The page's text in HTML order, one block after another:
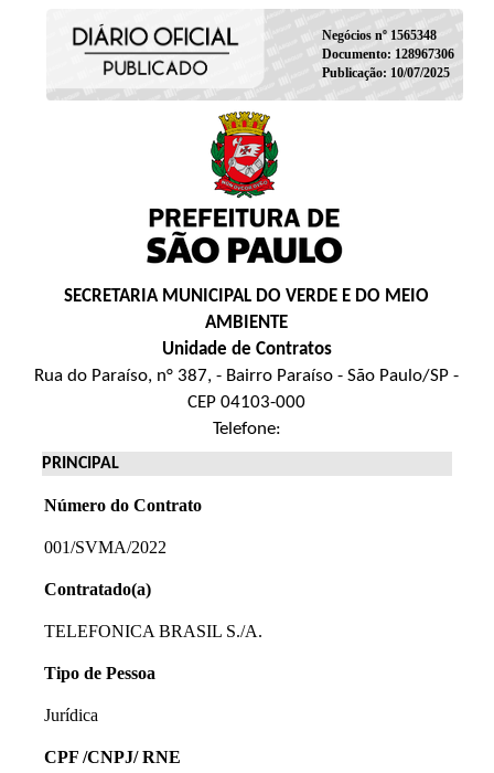
Negócios nº 1565348
Documento: 128967306
Publicação: 10/07/2025
SECRETARIA MUNICIPAL DO VERDE E DO MEIO
AMBIENTE
Unidade de Contratos
Rua do Paraíso, n° 387, - Bairro Paraíso - São Paulo/SP -
CEP 04103-000
Telefone:
PRINCIPAL
Número do Contrato
001/SVMA/2022
Contratado(a)
TELEFONICA BRASIL S./A.
Tipo de Pessoa
Jurídica
CPF /CNPJ/ RNE